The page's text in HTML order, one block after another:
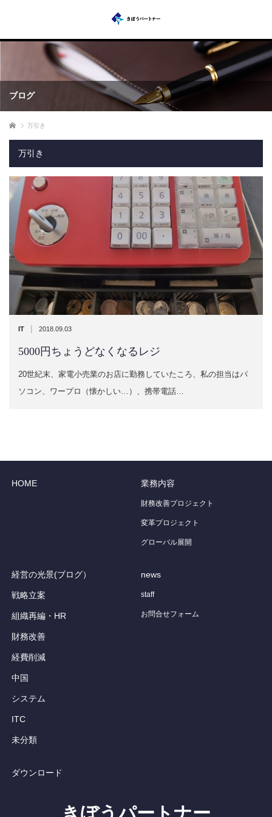
ブログ
ホーム 万引き
万引き
IT | 2018.09.03
5000円ちょうどなくなるレジ
20世紀末、家電小売業のお店に勤務していたころ、私の担当はパ
ソコン、ワープロ（懐かしい…）、携帯電話…
HOME 業務内容
財務改善プロジェクト
変革プロジェクト
グローバル展開
経営の光景(ブログ）
戦略立案
組織再編・HR
財務改善
経費削減
中国
システム
ITC
未分類
news
staff
お問合せフォーム
ダウンロード
きぼうパートナー